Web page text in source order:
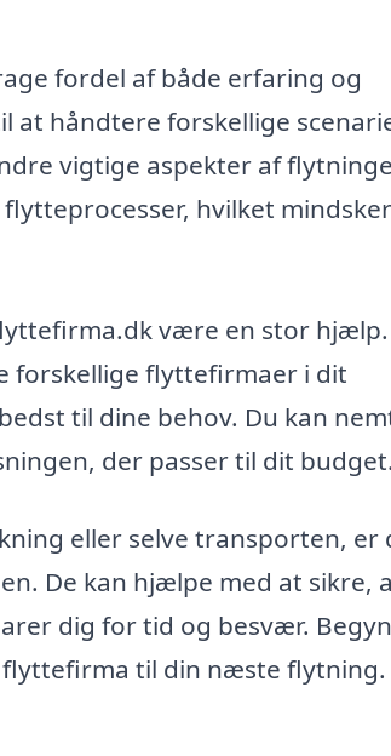
fordel af både erfaring og
håndtere forskellige
vigtige aspekter af
hvilket mindsker
være en stor hjælp.
forskellige flyttefirmaer i dit
til dine behov. Du kan
der passer til dit budget.
eller selve transporten, er
De kan hjælpe med at sikre,
dig for tid og besvær.
til din næste flytning.